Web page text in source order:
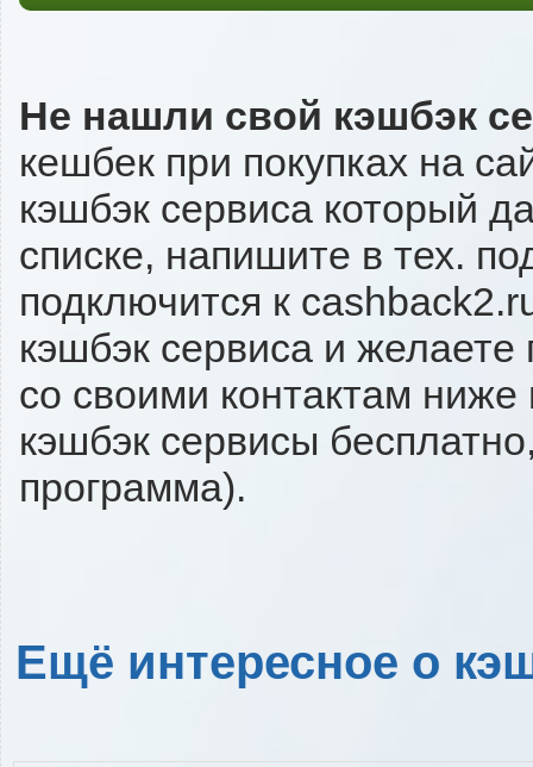
Не нашли свой кэшбэк
кешбек при покупках на
кэшбэк сервиса который
списке, напишите в тех.
подключится к
кэшбэк сервиса и желаете
со своими контактам
кэшбэк сервисы
программа).
Ещё интересное о